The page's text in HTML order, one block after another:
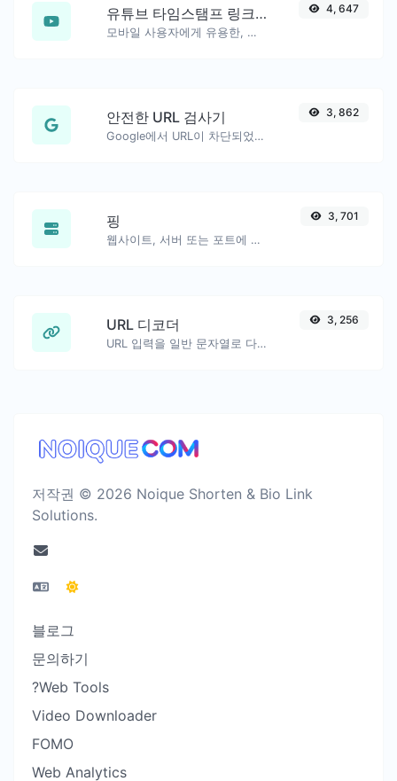
유튜브 타임스탬프 링크 생성기
모바일 사용자에게 유용한, 정확한 시작 시간이 포함된 YouTube 링크 생성.
4, 647
안전한 URL 검사기
Google에서 URL이 차단되었는지 안전/위험으로 표시되었는지 확인합니다.
3, 862
핑
웹사이트, 서버 또는 포트에 핑을 보냅니다…
3, 701
URL 디코더
URL 입력을 일반 문자열로 다시 디코딩합니다.
3, 256
저작권 © 2026 Noique Shorten & Bio Link
Solutions.
블로그
문의하기
?Web Tools
Video Downloader
FOMO
Web Analytics